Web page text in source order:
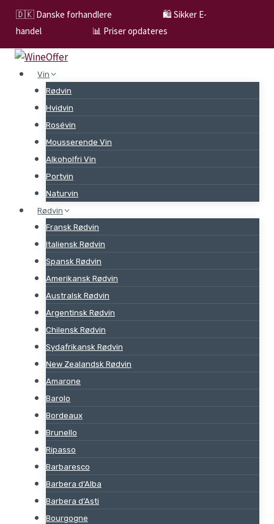
Skip
🇩🇰 Danske forhandlere
🛍️ Sikker E-
handel
📊 Priser opdateres
Vin
Rødvin
Hvidvin
Rosévin
Mousserende Vin
Alkoholfri Vin
Portvin
Naturvin
Rødvin
Fransk Rødvin
Italiensk Rødvin
Spansk Rødvin
Amerikansk Rødvin
Australsk Rødvin
Argentinsk Rødvin
Chilensk Rødvin
Sydafrikansk Rødvin
New Zealandsk Rødvin
Amarone
Barolo
Bordeaux
Brunello
Ripasso
Barbaresco
Barbera d’Alba
Barbera d’Asti
Bourgogne